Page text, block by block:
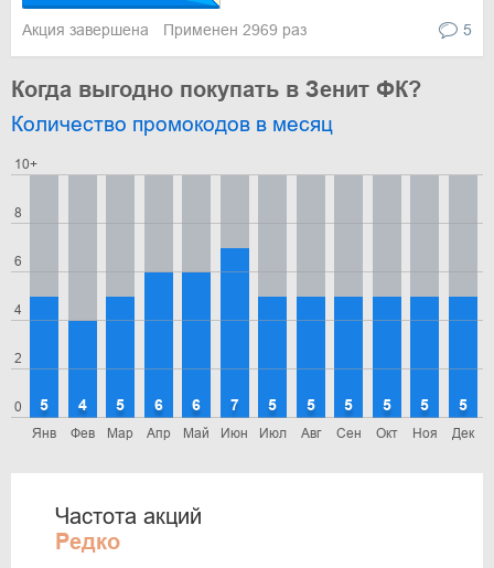
Акция завершена Применен 2969 раз 5
Когда выгодно покупать в Зенит ФК?
Количество промокодов в месяц
0
2
4
6
8
10+
Янв
5
Фев
4
Мар
5
Апр
6
Май
6
Июн
7
Июл
5
Авг
5
Сен
5
Окт
5
Ноя
5
Дек
5
Частота акций
Редко